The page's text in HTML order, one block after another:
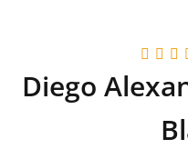
Diego